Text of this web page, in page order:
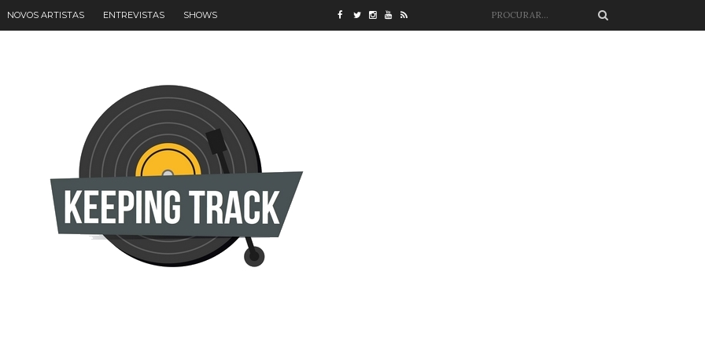
NOVOS ARTISTAS ENTREVISTAS SHOWS